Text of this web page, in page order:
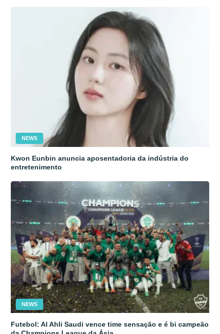
NEWS
Kwon Eunbin anuncia aposentadoria da indústria do
entretenimento
NEWS
Futebol: Al Ahli Saudi vence time sensação e é bi campeão